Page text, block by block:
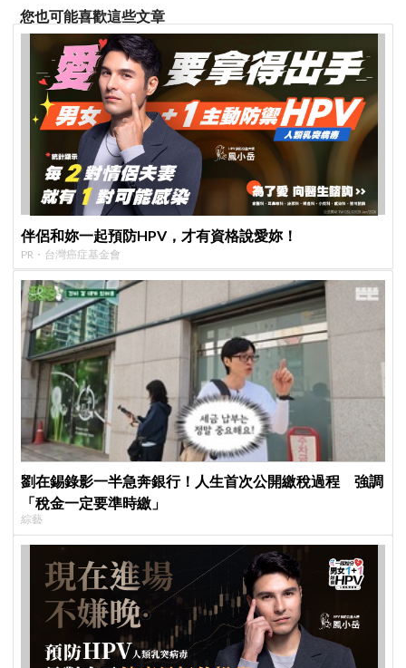
您也可能喜歡這些文章
伴侶和妳一起預防HPV，才有資格說愛妳！
PR・台灣癌症基金會
劉在錫錄影一半急奔銀行！人生首次公開繳稅過程 強調
「稅金一定要準時繳」
綜藝